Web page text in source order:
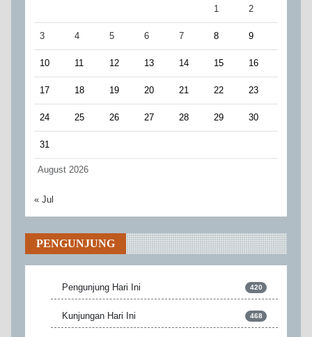
August 2026
1 2
3 4 5 6 7 8 9
10 11 12 13 14 15 16
17 18 19 20 21 22 23
24 25 26 27 28 29 30
31
« Jul
PENGUNJUNG
Pengunjung Hari Ini 420
Kunjungan Hari Ini 468